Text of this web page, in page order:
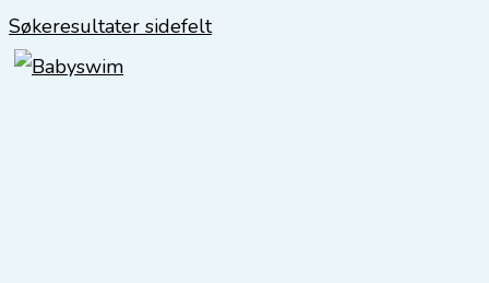
Søkeresultater sidefelt